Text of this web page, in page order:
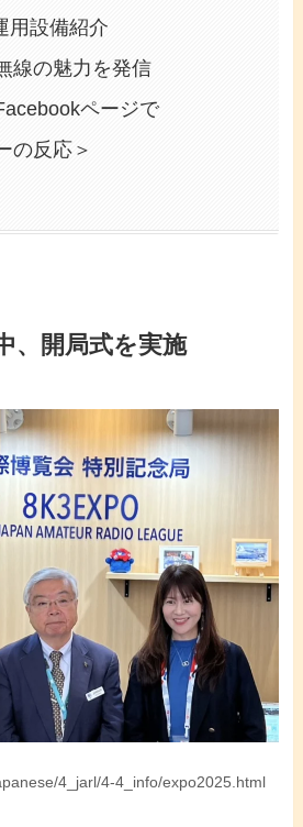
用設備紹介
線の魅力を発信
ページで
の反応＞
、開局式を実施
4_jarl/4-4_info/expo2025.html